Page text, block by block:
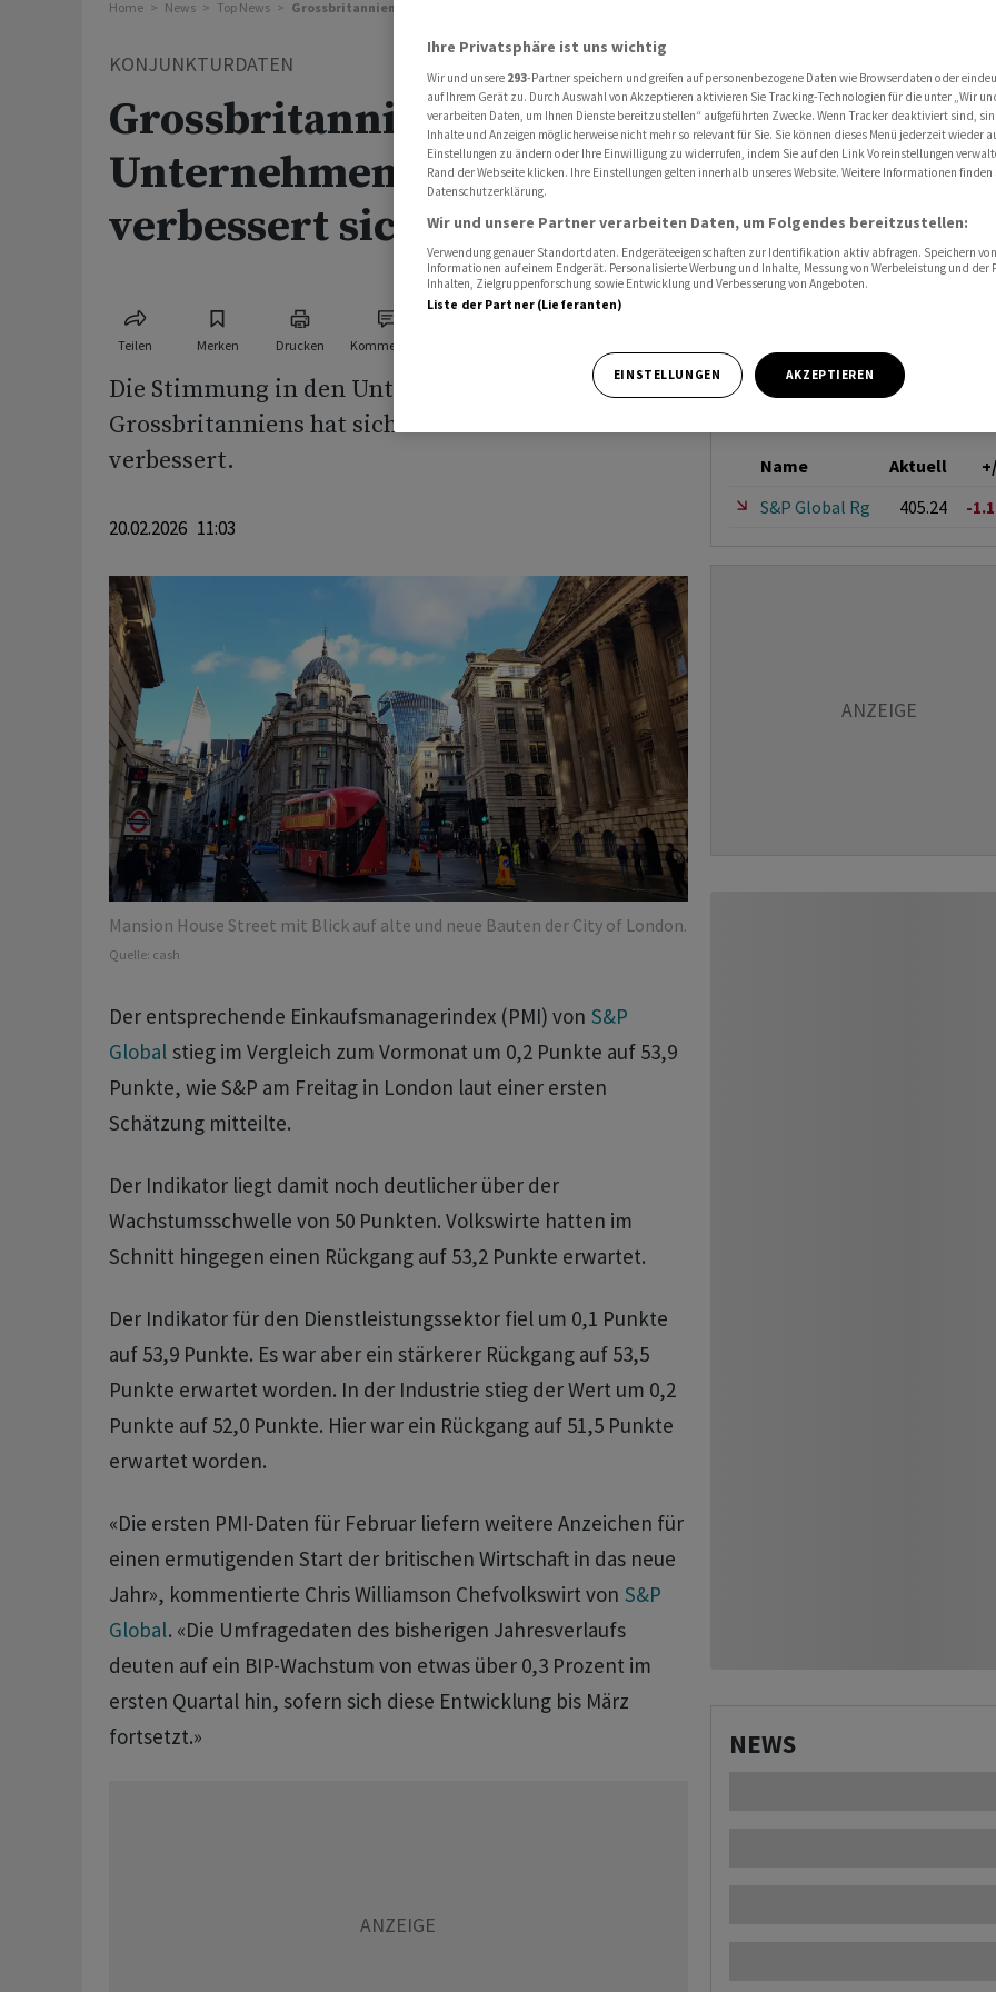
Home News Top News Grossbritannien: Unternehmensstimmung verbessert sich unerwartet
KONJUNKTURDATEN
Grossbritannien:
Unternehmensstimmung
verbessert sich unerwartet
Teilen Merken Drucken Kommentare
Die Stimmung in den Unternehmen
Grossbritanniens hat sich im Februar unerwartet
verbessert.
20.02.2026 11:03
Mansion House Street mit Blick auf alte und neue Bauten der City of London.
Quelle: cash
Der entsprechende Einkaufsmanagerindex (PMI) von S&P
Global stieg im Vergleich zum Vormonat um 0,2 Punkte auf 53,9
Punkte, wie S&P am Freitag in London laut einer ersten
Schätzung mitteilte.
Der Indikator liegt damit noch deutlicher über der
Wachstumsschwelle von 50 Punkten. Volkswirte hatten im
Schnitt hingegen einen Rückgang auf 53,2 Punkte erwartet.
Der Indikator für den Dienstleistungssektor fiel um 0,1 Punkte
auf 53,9 Punkte. Es war aber ein stärkerer Rückgang auf 53,5
Punkte erwartet worden. In der Industrie stieg der Wert um 0,2
Punkte auf 52,0 Punkte. Hier war ein Rückgang auf 51,5 Punkte
erwartet worden.
«Die ersten PMI-Daten für Februar liefern weitere Anzeichen für
einen ermutigenden Start der britischen Wirtschaft in das neue
Jahr», kommentierte Chris Williamson Chefvolkswirt von S&P
Global. «Die Umfragedaten des bisherigen Jahresverlaufs
deuten auf ein BIP-Wachstum von etwas über 0,3 Prozent im
ersten Quartal hin, sofern sich diese Entwicklung bis März
fortsetzt.»
Name Aktuell
S&P Global Rg
405.24 -
NEWS
Ihre Privatsphäre ist uns wichtig
Wir und unsere 293-Partner speichern und greifen auf personenbezogene Daten wie Browserdaten oder
auf Ihrem Gerät zu. Durch Auswahl von Akzeptieren aktivieren Sie Tracking-Technologien für die unter „Wir
verarbeiten Daten, um Ihnen Dienste bereitzustellen“ aufgeführten Zwecke. Wenn Tracker deaktiviert sind,
Inhalte und Anzeigen möglicherweise nicht mehr so relevant für Sie. Sie können dieses Menü jederzeit wieder
Einstellungen zu ändern oder Ihre Einwilligung zu widerrufen, indem Sie auf den Link Voreinstellungen
Rand der Webseite klicken. Ihre Einstellungen gelten innerhalb unseres Website. Weitere Informationen finden
Datenschutzerklärung.
Wir und unsere Partner verarbeiten Daten, um Folgendes bereitzustellen:
Verwendung genauer Standortdaten. Endgeräteeigenschaften zur Identifikation aktiv abfragen. Speichern
Informationen auf einem Endgerät. Personalisierte Werbung und Inhalte, Messung von Werbeleistung und der
Inhalten, Zielgruppenforschung sowie Entwicklung und Verbesserung von Angeboten.
Liste der Partner (Lieferanten)
EINSTELLUNGEN AKZEPTIEREN